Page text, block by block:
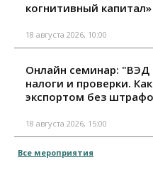
когнитивный капитал»
18 августа 2026, 10:00
Онлайн семинар: "ВЭД
налоги и проверки.
экспортом без
18 августа 2026, 15:00
Все мероприятия